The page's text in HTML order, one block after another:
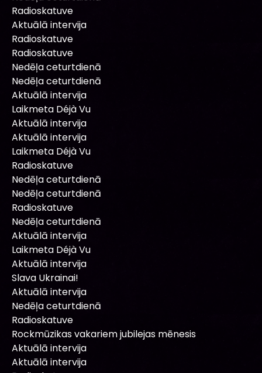
Radioskatuve
Aktuālā intervija
Radioskatuve
Radioskatuve
Nedēļa ceturtdienā
Nedēļa ceturtdienā
Aktuālā intervija
Laikmeta Déjà Vu
Aktuālā intervija
Aktuālā intervija
Laikmeta Déjà Vu
Radioskatuve
Nedēļa ceturtdienā
Nedēļa ceturtdienā
Radioskatuve
Nedēļa ceturtdienā
Aktuālā intervija
Laikmeta Déjà Vu
Aktuālā intervija
Slava Ukrainai!
Aktuālā intervija
Nedēļa ceturtdienā
Radioskatuve
Rockmūzikas vakariem jubilejas mēnesis
Aktuālā intervija
Aktuālā intervija